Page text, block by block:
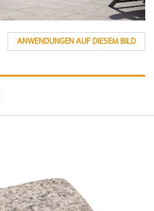
ANWENDUNGEN AUF DIESEM BILD